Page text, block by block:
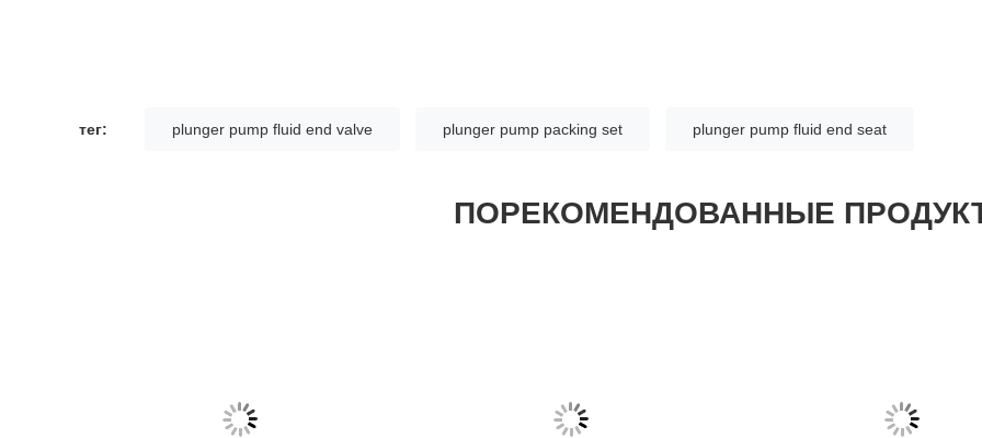
тег: plunger pump fluid end valve plunger pump packing set plunger pump fluid end seat
ПОРЕКОМЕНДОВАННЫЕ